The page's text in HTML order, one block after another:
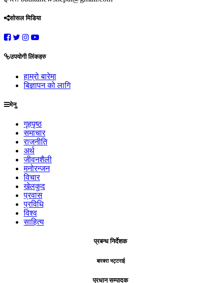
सोसल मिडिया
उपयोगी लिंकहरु
हाम्रो बारेमा
बिज्ञापन को लागि
मेनु
गृहपृष्ठ
समाचार
राजनीति
अर्थ
जीवनशैली
मनोरन्जन
विचार
खेलकुद
प्रवास
प्रविधि
विश्व
साहित्य
प्रबन्ध निर्देशक
बारबरा भट्टराई
प्रधान सम्पादक